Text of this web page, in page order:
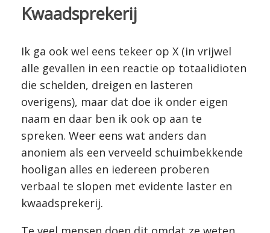
Kwaadsprekerij
Ik ga ook wel eens tekeer op X (in vrijwel
alle gevallen in een reactie op totaalidioten
die schelden, dreigen en lasteren
overigens), maar dat doe ik onder eigen
naam en daar ben ik ook op aan te
spreken. Weer eens wat anders dan
anoniem als een verveeld schuimbekkende
hooligan alles en iedereen proberen
verbaal te slopen met evidente laster en
kwaadsprekerij.